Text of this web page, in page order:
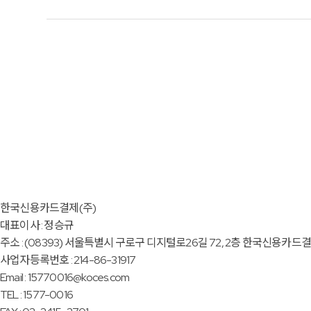
한국신용카드결제(주)
대표이사 : 정승규
주소 : (08393) 서울특별시 구로구 디지털로26길 72, 2층 한국신용카드
사업자등록번호 : 214-86-31917
Email : 15770016@koces.com
TEL : 1577-0016